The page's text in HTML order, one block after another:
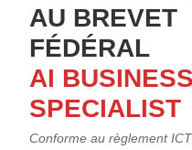
AU BREVET
FÉDÉRAL
AI BUSINESS
SPECIALIST
Conforme au règlement